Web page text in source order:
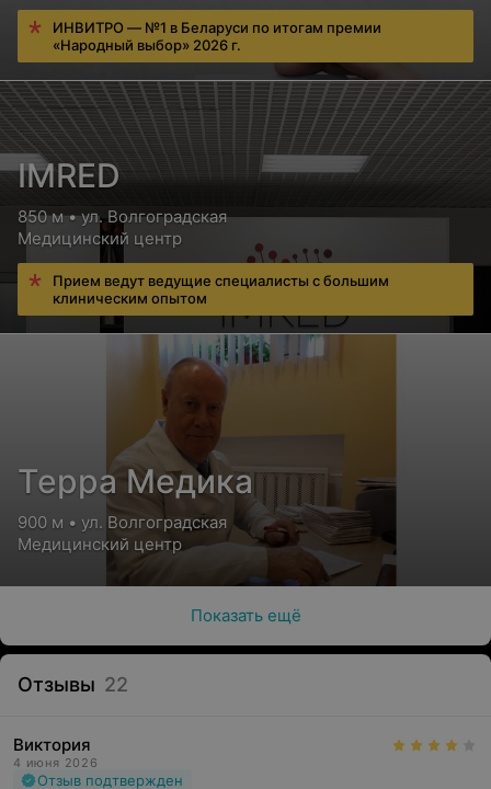
ИНВИТРО — №1 в Беларуси по итогам премии
«Народный выбор» 2026 г.
IMRED
850 м • ул. Волгоградская
Медицинский центр
Прием ведут ведущие специалисты с большим
клиническим опытом
Терра Медика
900 м • ул. Волгоградская
Медицинский центр
Показать ещё
Отзывы 22
Виктория
4 июня 2026
Отзыв подтвержден